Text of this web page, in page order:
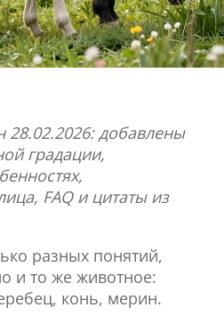
28.02.2026: добавлены
градации,
FAQ и цитаты из
разных понятий,
и то же животное:
конь, мерин.